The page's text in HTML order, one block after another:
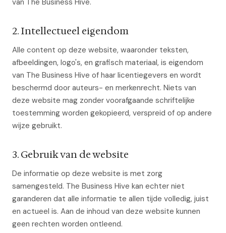
van The Business Hive.
2. Intellectueel eigendom
Alle content op deze website, waaronder teksten,
afbeeldingen, logo's, en grafisch materiaal, is eigendom
van The Business Hive of haar licentiegevers en wordt
beschermd door auteurs- en merkenrecht. Niets van
deze website mag zonder voorafgaande schriftelijke
toestemming worden gekopieerd, verspreid of op andere
wijze gebruikt.
3. Gebruik van de website
De informatie op deze website is met zorg
samengesteld. The Business Hive kan echter niet
garanderen dat alle informatie te allen tijde volledig, juist
en actueel is. Aan de inhoud van deze website kunnen
geen rechten worden ontleend.